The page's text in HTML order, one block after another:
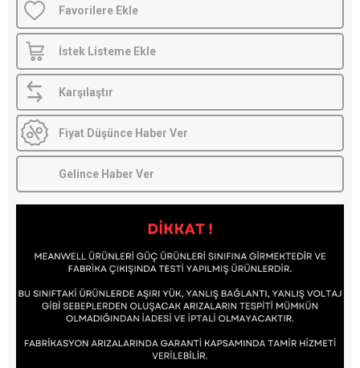
Favorilere Ekle
İstek Listeme Ekle
Karşılaştır
Fiyat Düşünce Haber Ver
Gelince Haber Ver